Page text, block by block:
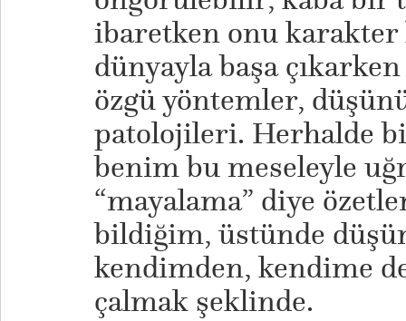
ibaretken onu karakter
dünyayla başa
özgü yöntemler,
patolojileri. Herhalde
benim bu meseleyle
“mayalama” diye
bildiğim, üstünde
kendimden, kendime
çalmak şeklinde.